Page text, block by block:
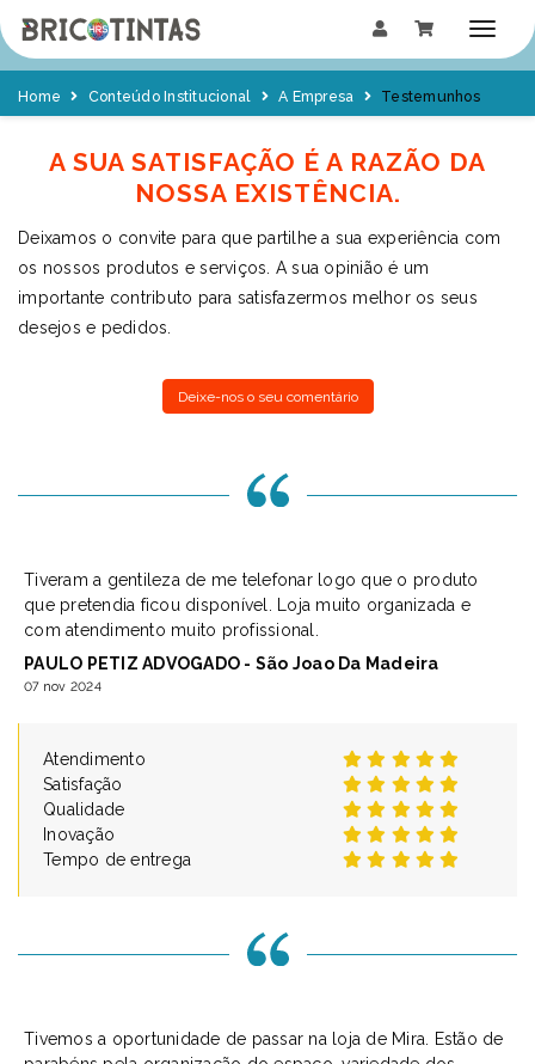
Home Conteúdo Institucional A Empresa Testemunhos
A SUA SATISFAÇÃO É A RAZÃO DA
NOSSA EXISTÊNCIA.
Deixamos o convite para que partilhe a sua experiência com
os nossos produtos e serviços. A sua opinião é um
importante contributo para satisfazermos melhor os seus
desejos e pedidos.
Deixe-nos o seu comentário
Tiveram a gentileza de me telefonar logo que o produto
que pretendia ficou disponível. Loja muito organizada e
com atendimento muito profissional.
PAULO PETIZ ADVOGADO - São Joao Da Madeira
07 nov 2024
Atendimento
Satisfação
Qualidade
Inovação
Tempo de entrega
Tivemos a oportunidade de passar na loja de Mira. Estão de